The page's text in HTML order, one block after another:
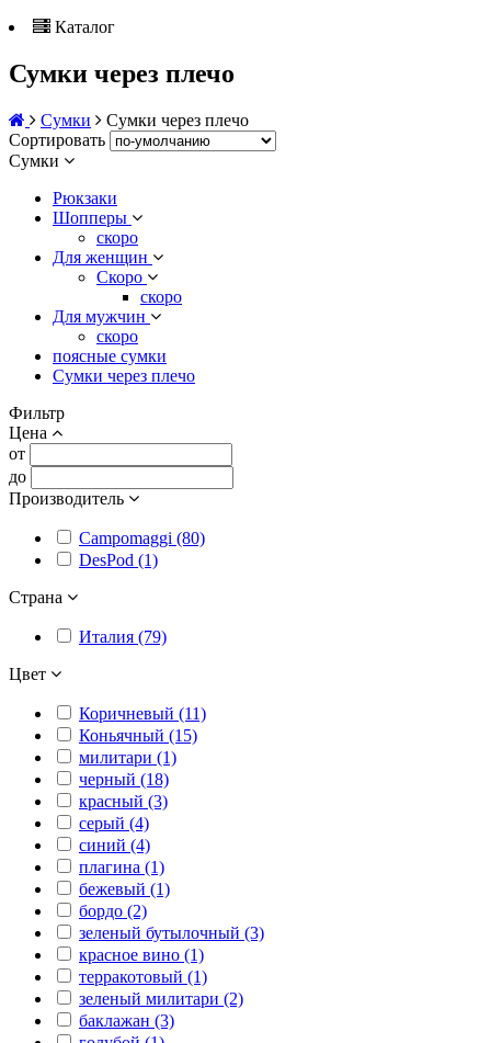
Каталог
Сумки через плечо
Сумки
Сумки через плечо
Сортировать
Сумки
Рюкзаки
Шопперы
скоро
Для женщин
Скоро
скоро
Для мужчин
скоро
поясные сумки
Сумки через плечо
Фильтр
Цена
от
до
Производитель
Campomaggi (80)
DesPod (1)
Страна
Италия (79)
Цвет
Коричневый (11)
Коньячный (15)
милитари (1)
черный (18)
красный (3)
серый (4)
синий (4)
плагина (1)
бежевый (1)
бордо (2)
зеленый бутылочный (3)
красное вино (1)
терракотовый (1)
зеленый милитари (2)
баклажан (3)